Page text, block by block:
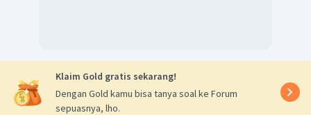
Klaim Gold gratis sekarang!
Dengan Gold kamu bisa tanya soal ke Forum
sepuasnya, lho.